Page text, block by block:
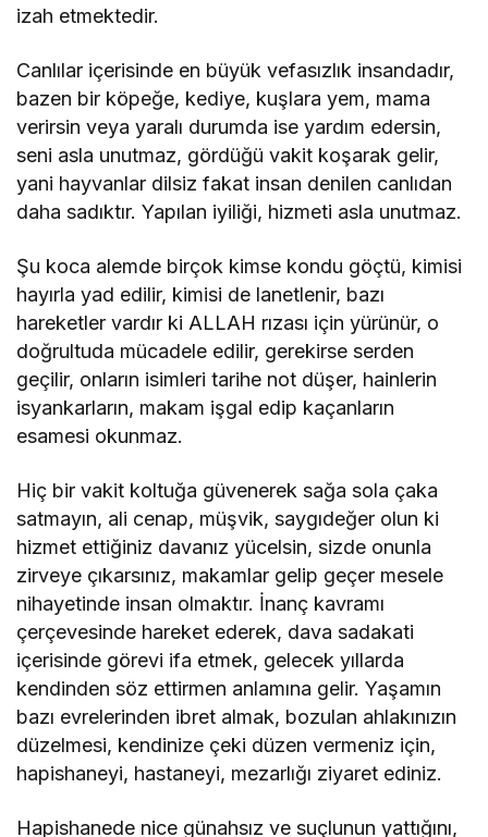
izah etmektedir.
Canlılar içerisinde en büyük vefasızlık insandadır,
bazen bir köpeğe, kediye, kuşlara yem, mama
verirsin veya yaralı durumda ise yardım edersin,
seni asla unutmaz, gördüğü vakit koşarak gelir,
yani hayvanlar dilsiz fakat insan denilen canlıdan
daha sadıktır. Yapılan iyiliği, hizmeti asla unutmaz.
Şu koca alemde birçok kimse kondu göçtü, kimisi
hayırla yad edilir, kimisi de lanetlenir, bazı
hareketler vardır ki ALLAH rızası için yürünür, o
doğrultuda mücadele edilir, gerekirse serden
geçilir, onların isimleri tarihe not düşer, hainlerin
isyankarların, makam işgal edip kaçanların
esamesi okunmaz.
Hiç bir vakit koltuğa güvenerek sağa sola çaka
satmayın, ali cenap, müşvik, saygıdeğer olun ki
hizmet ettiğiniz davanız yücelsin, sizde onunla
zirveye çıkarsınız, makamlar gelip geçer mesele
nihayetinde insan olmaktır. İnanç kavramı
çerçevesinde hareket ederek, dava sadakati
içerisinde görevi ifa etmek, gelecek yıllarda
kendinden söz ettirmen anlamına gelir. Yaşamın
bazı evrelerinden ibret almak, bozulan ahlakınızın
düzelmesi, kendinize çeki düzen vermeniz için,
hapishaneyi, hastaneyi, mezarlığı ziyaret ediniz.
Hapishanede nice günahsız ve suçlunun yattığını,